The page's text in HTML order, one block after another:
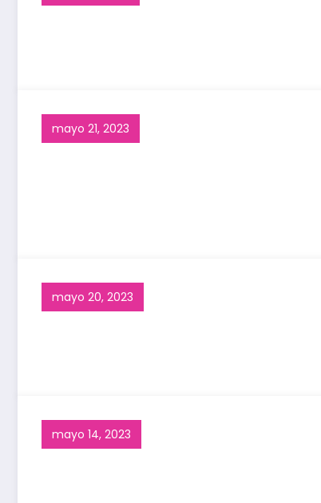
mayo 21, 2023
mayo 20, 2023
mayo 14, 2023